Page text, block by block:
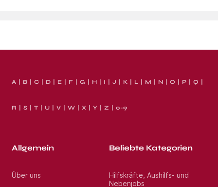
A B C D E F G H I J K L M N O P Q
R S T U V W X Y Z 0-9
Allgemein
Über uns
Beliebte Kategorien
Hilfskräfte, Aushilfs- und
Nebenjobs